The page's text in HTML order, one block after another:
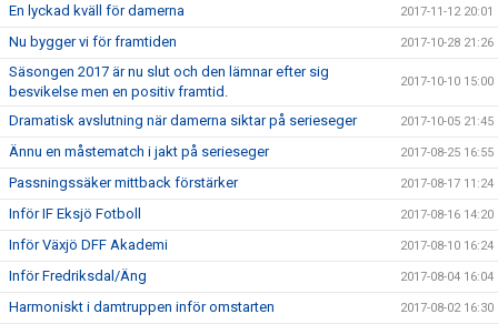
En lyckad kväll för damerna 2017-11-12 20:01
Nu bygger vi för framtiden 2017-10-28 21:26
Säsongen 2017 är nu slut och den lämnar efter sig
besvikelse men en positiv framtid.
2017-10-10 15:00
Dramatisk avslutning när damerna siktar på serieseger 2017-10-05 21:45
Ännu en måstematch i jakt på serieseger 2017-08-25 16:55
Passningssäker mittback förstärker 2017-08-17 11:24
Inför IF Eksjö Fotboll 2017-08-16 14:20
Inför Växjö DFF Akademi 2017-08-10 16:24
Inför Fredriksdal/Äng 2017-08-04 16:04
Harmoniskt i damtruppen inför omstarten 2017-08-02 16:30